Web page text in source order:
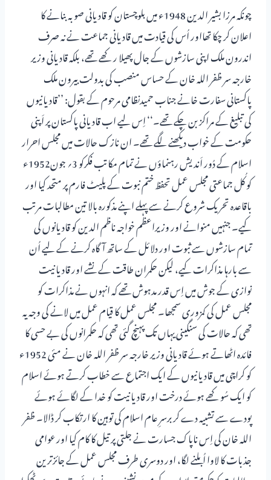
چونکہ مرزا بشیر الدین 1948ء میں بلوچستان کو قادیانی صوبہ بنانے کا
اعلان کر چکا تھااور اُس کی قیادت میں قادیانی جماعت نے نہ صرف
اندرون ملک اپنی سازشوں کے جال پھیلا رکھے تھے، بلکہ قادیانی وزیر
خارجہ سر ظفر اللہ خان کے حساس منصب کی بدولت بیرون ملک
پاکستانی سفارت خانے جناب حمیدنظامی مرحوم کے بقول: ’’قادیانیوں
کی تبلیغ کے مراکز بن چکے تھے۔‘‘ اِس لیے اب قادیانی پاکستان پر اَپنی
حکومت کے خواب دیکھنے لگے تھے۔ ان نازک حالات میں مجلس احرار
اسلام کے دُور اَندیش رہنماؤں نے تمام مکاتب فکرکو 3؍ جون1952ء
کو کُل جماعتی مجلس عمل تحفظ ختم نبوت کے پلیٹ فارم پر متحد کیا اور
باقاعدہ تحریک شروع کرنے سے پہلے اپنے مذکورہ بالا تین مطالبات مرتب
کیے۔ جنہیں منوانے اور وزیراعظم خواجہ ناظم الدین کو قادیانوں کی
تمام سازشوں سے ثبوت اور دلائل کے ساتھ آگاہ کرنے کے لیے اُن
سے بارہا مذاکرات کیے، لیکن حکمران طاقت کے نشے اور قادیانیت
نوازی کے جوش میں اِس قدر مدہوش تھے کہ انہوں نے مذاکرات کو
مجلس عمل کی کمزوری سمجھا۔ مجلس عمل کا قیام عمل میں لانے کی وجہ یہ
تھی کہ حالات کی سنگینی یہاں تک پہنچ گئی تھی کہ حکمرانوں کی بے حسی کا
فائدہ اٹھاتے ہوئے قادیانی وزیر خارجہ سر ظفر اللہ خان نے مئی 1952ء
کو کراچی میں قادیانیوں کے ایک اجتماع سے خطاب کرتے ہوئے اسلام
کو ایک سُوکھے ہوئے درخت اور قادیانیت کو خدا کے لگائے ہوئے
پودے سے تشبیہ دے کر برسرِ عام اسلام کی توہین کا ارتکاب کر ڈالا۔ ظفر
اللہ خان کی اِس ناپاک جسارت نے جلتی پر تیل کا کام کیا اور عوامی
جذبات کا لاوا اُبلنے لگا، اور دوسری طرف مجلس عمل کے جائزترین